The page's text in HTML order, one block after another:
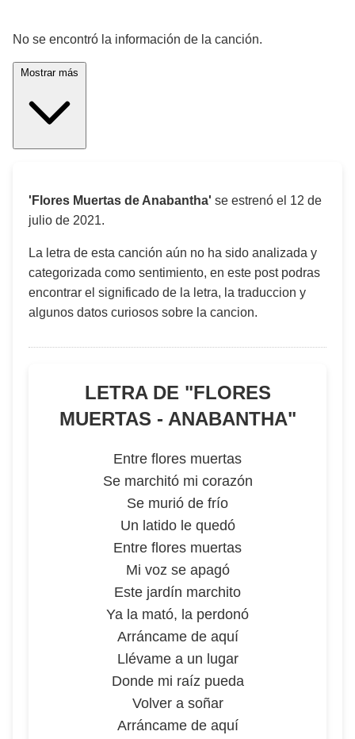
No se encontró la información de la canción.
'Flores Muertas de Anabantha' se estrenó el 12 de
julio de 2021.
La letra de esta canción aún no ha sido analizada y
categorizada como sentimiento, en este post podras
encontrar el significado de la letra, la traduccion y
algunos datos curiosos sobre la cancion.
LETRA DE "FLORES
MUERTAS - ANABANTHA"
Entre flores muertas
Se marchitó mi corazón
Se murió de frío
Un latido le quedó
Entre flores muertas
Mi voz se apagó
Este jardín marchito
Ya la mató, la perdonó
Arráncame de aquí
Llévame a un lugar
Donde mi raíz pueda
Volver a soñar
Arráncame de aquí